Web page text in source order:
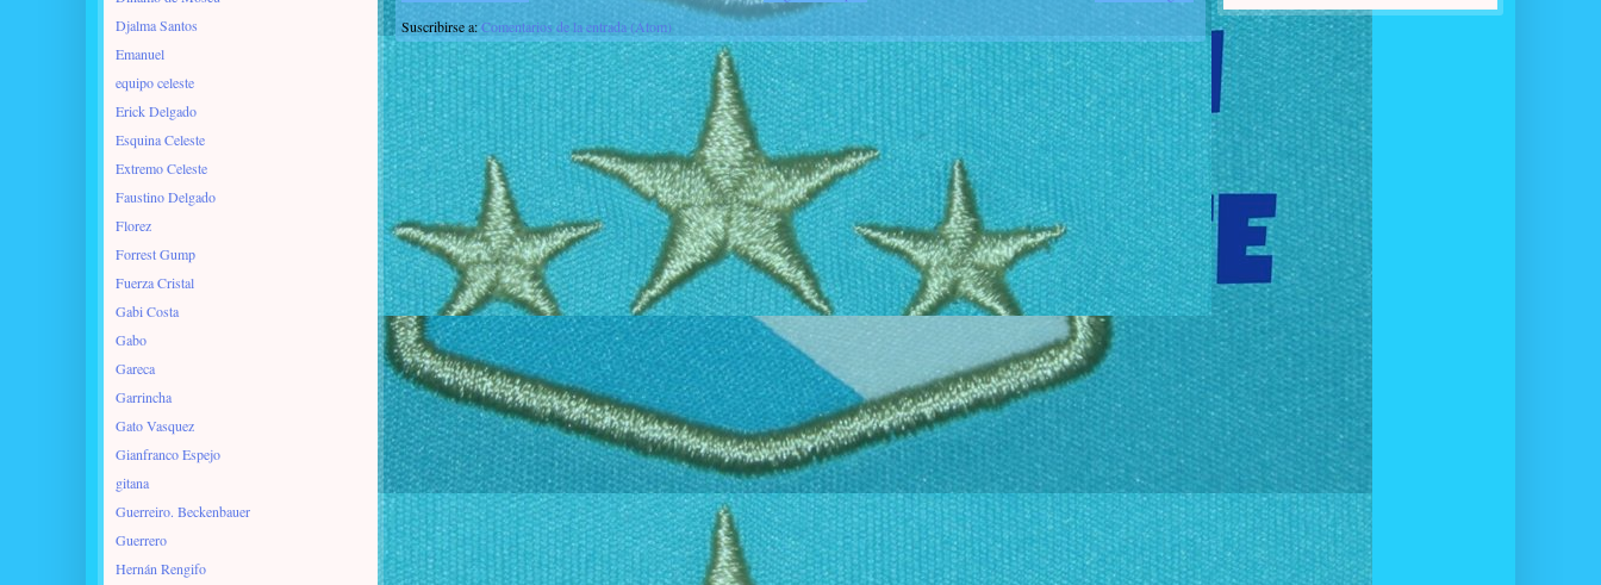
Suscribirse a:Comentarios de la entrada (Atom)
Djalma Santos
Emanuel
equipo celeste
Erick Delgado
Esquina Celeste
Extremo Celeste
Faustino Delgado
Florez
Forrest Gump
Fuerza Cristal
Gabi Costa
Gabo
Gareca
Garrincha
Gato Vasquez
Gianfranco Espejo
gitana
Guerreiro. Beckenbauer
Guerrero
Hernán Rengifo